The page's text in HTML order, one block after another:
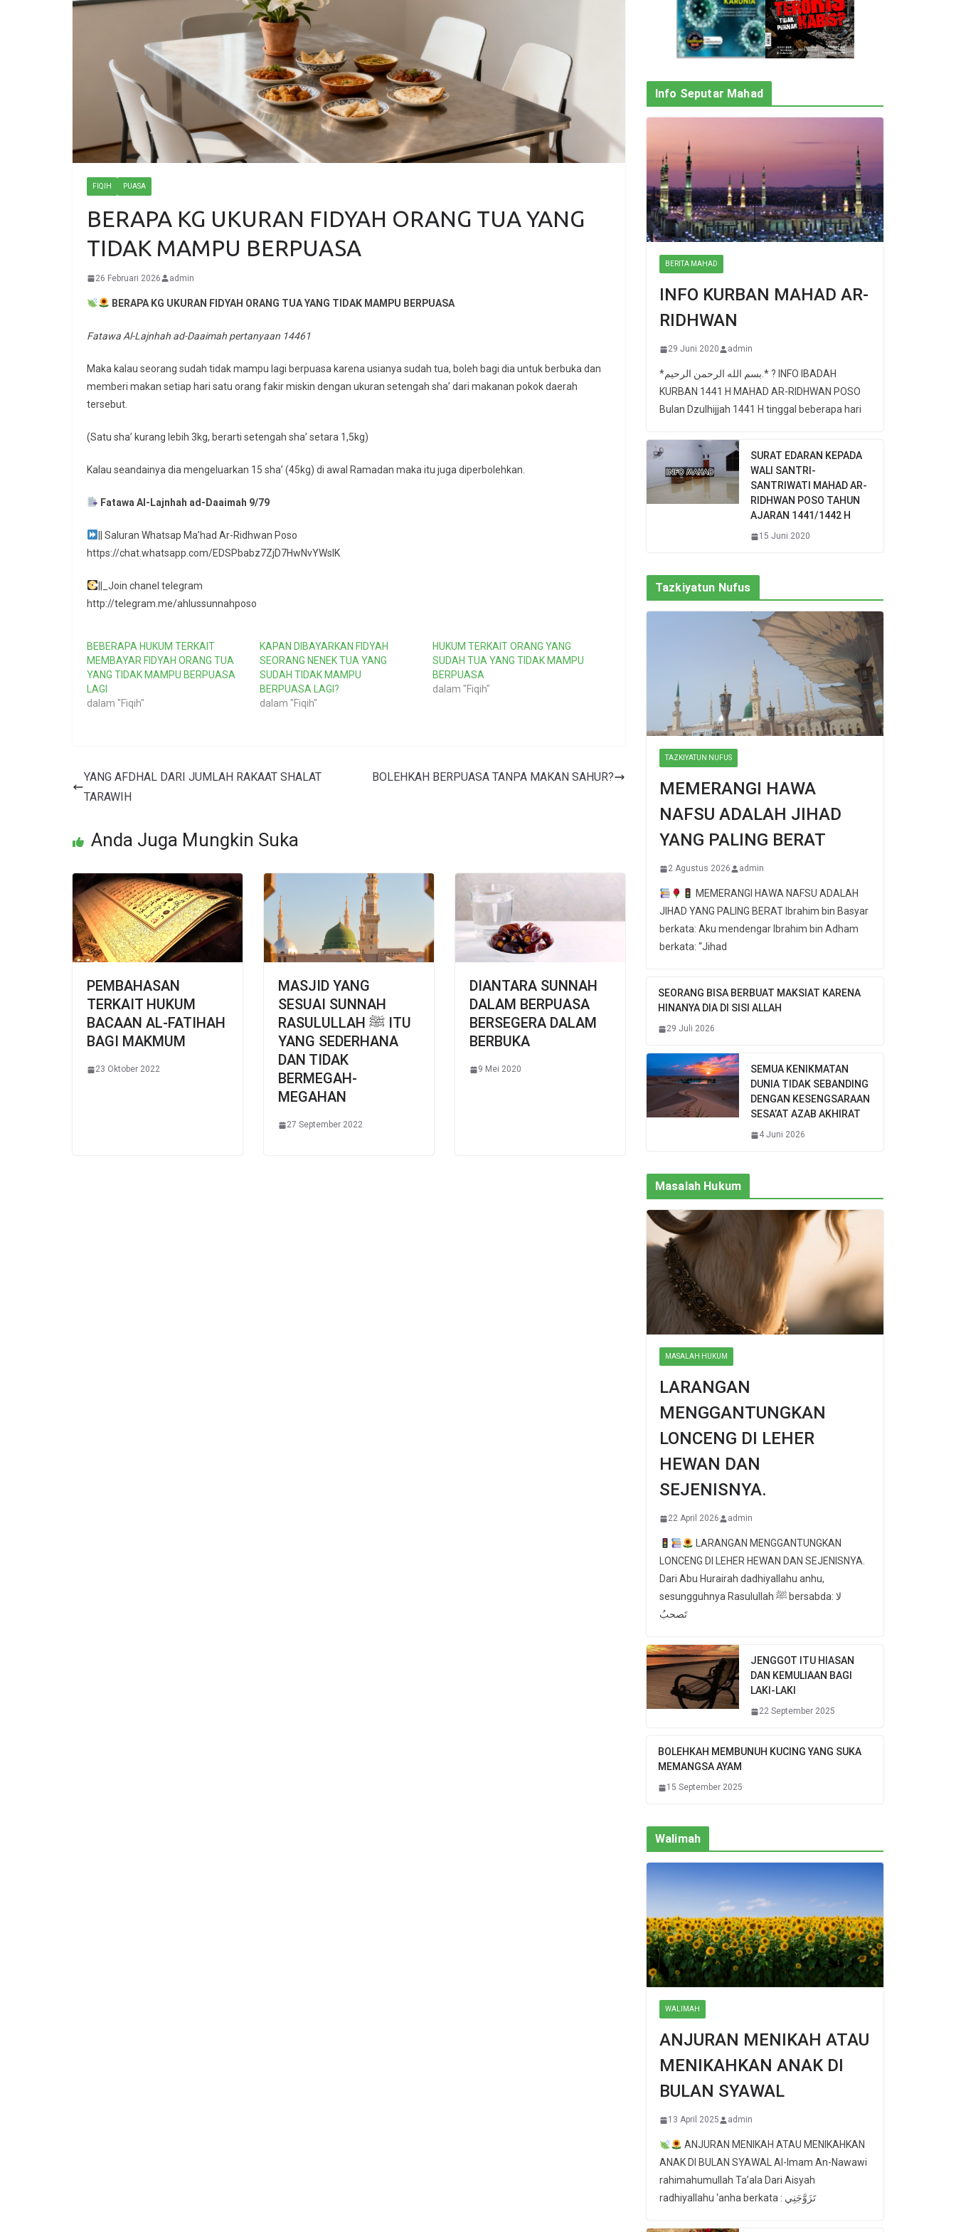
FIQIH PUASA
BERAPA KG UKURAN FIDYAH ORANG TUA YANG
TIDAK MAMPU BERPUASA
26 Februari 2026 admin
BERAPA KG UKURAN FIDYAH ORANG TUA YANG TIDAK MAMPU BERPUASA
Fatawa Al-Lajnhah ad-Daaimah pertanyaan 14461
Maka kalau seorang sudah tidak mampu lagi berpuasa karena usianya sudah tua, boleh bagi dia untuk berbuka dan
memberi makan setiap hari satu orang fakir miskin dengan ukuran setengah sha’ dari makanan pokok daerah
tersebut.
(Satu sha’ kurang lebih 3kg, berarti setengah sha’ setara 1,5kg)
Kalau seandainya dia mengeluarkan 15 sha’ (45kg) di awal Ramadan maka itu juga diperbolehkan.
Fatawa Al-Lajnhah ad-Daaimah 9/79
|| Saluran Whatsap Ma’had Ar-Ridhwan Poso
https://chat.whatsapp.com/EDSPbabz7ZjD7HwNvYWslK
||_Join chanel telegram
http://telegram.me/ahlussunnahposo
BEBERAPA HUKUM TERKAIT
MEMBAYAR FIDYAH ORANG TUA
YANG TIDAK MAMPU BERPUASA
LAGI
dalam "Fiqih"
KAPAN DIBAYARKAN FIDYAH
SEORANG NENEK TUA YANG
SUDAH TIDAK MAMPU
BERPUASA LAGI?
dalam "Fiqih"
HUKUM TERKAIT ORANG YANG
SUDAH TUA YANG TIDAK MAMPU
BERPUASA
dalam "Fiqih"
YANG AFDHAL DARI JUMLAH RAKAAT SHALAT
TARAWIH
BOLEHKAH BERPUASA TANPA MAKAN SAHUR?
Anda Juga Mungkin Suka
PEMBAHASAN
TERKAIT HUKUM
BACAAN AL-FATIHAH
BAGI MAKMUM
23 Oktober 2022
MASJID YANG
SESUAI SUNNAH
RASULULLAH ﷺ ITU
YANG SEDERHANA
DAN TIDAK
BERMEGAH-
MEGAHAN
27 September 2022
DIANTARA SUNNAH
DALAM BERPUASA
BERSEGERA DALAM
BERBUKA
9 Mei 2020
Info Seputar Mahad
BERITA MAHAD
INFO KURBAN MAHAD AR-
RIDHWAN
29 Juni 2020 admin
*بسم الله الرحمن الرحيم.* ? INFO IBADAH
KURBAN 1441 H MAHAD AR-RIDHWAN POSO
Bulan Dzulhijjah 1441 H tinggal beberapa hari
SURAT EDARAN KEPADA
WALI SANTRI-
SANTRIWATI MAHAD AR-
RIDHWAN POSO TAHUN
AJARAN 1441/1442 H
15 Juni 2020
Tazkiyatun Nufus
TAZKIYATUN NUFUS
MEMERANGI HAWA
NAFSU ADALAH JIHAD
YANG PALING BERAT
2 Agustus 2026 admin
MEMERANGI HAWA NAFSU ADALAH
JIHAD YANG PALING BERAT Ibrahim bin Basyar
berkata: Aku mendengar Ibrahim bin Adham
berkata: “Jihad
SEORANG BISA BERBUAT MAKSIAT KARENA
HINANYA DIA DI SISI ALLAH
29 Juli 2026
SEMUA KENIKMATAN
DUNIA TIDAK SEBANDING
DENGAN KESENGSARAAN
SESA’AT AZAB AKHIRAT
4 Juni 2026
Masalah Hukum
MASALAH HUKUM
LARANGAN
MENGGANTUNGKAN
LONCENG DI LEHER
HEWAN DAN
SEJENISNYA.
22 April 2026 admin
LARANGAN MENGGANTUNGKAN
LONCENG DI LEHER HEWAN DAN SEJENISNYA.
Dari Abu Hurairah dadhiyallahu anhu,
sesungguhnya Rasulullah ﷺ bersabda: لا
تَصحبُ
JENGGOT ITU HIASAN
DAN KEMULIAAN BAGI
LAKI-LAKI
22 September 2025
BOLEHKAH MEMBUNUH KUCING YANG SUKA
MEMANGSA AYAM
15 September 2025
Walimah
WALIMAH
ANJURAN MENIKAH ATAU
MENIKAHKAN ANAK DI
BULAN SYAWAL
13 April 2025 admin
ANJURAN MENIKAH ATAU MENIKAHKAN
ANAK DI BULAN SYAWAL Al-Imam An-Nawawi
rahimahumullah Ta’ala Dari Aisyah
radhiyallahu ‘anha berkata : تَزَوَّجَنِي